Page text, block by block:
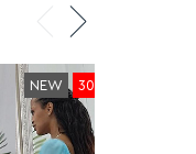
NEW 30%